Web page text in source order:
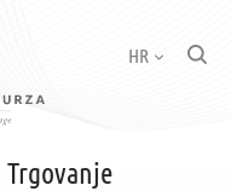
HR
Trgovanje